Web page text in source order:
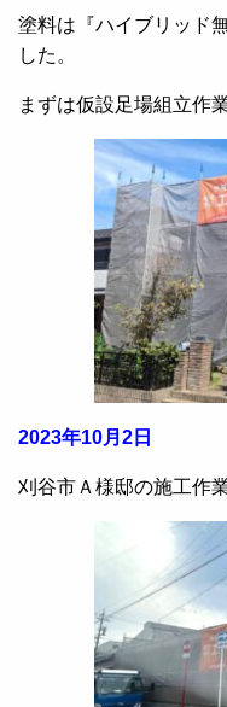
塗料は『ハイブリッド
した。
まずは仮設足場組立作
2023年10月2日
刈谷市Ａ様邸の施工作